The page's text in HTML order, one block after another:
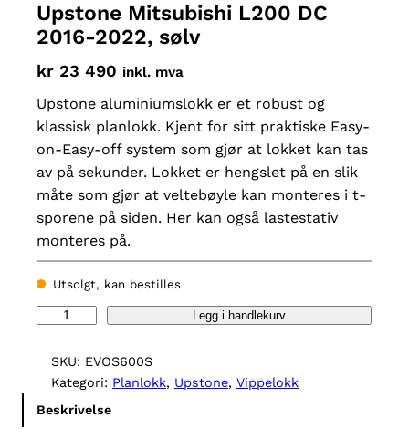
Upstone Mitsubishi L200 DC
2016-2022, sølv
kr 23 490 inkl. mva
Upstone aluminiumslokk er et robust og
klassisk planlokk. Kjent for sitt praktiske Easy-
on-Easy-off system som gjør at lokket kan tas
av på sekunder. Lokket er hengslet på en slik
måte som gjør at veltebøyle kan monteres i t-
sporene på siden. Her kan også lastestativ
monteres på.
Utsolgt, kan bestilles
Legg i handlekurv
SKU: EVOS600S
Kategori: Planlokk, Upstone, Vippelokk
Beskrivelse